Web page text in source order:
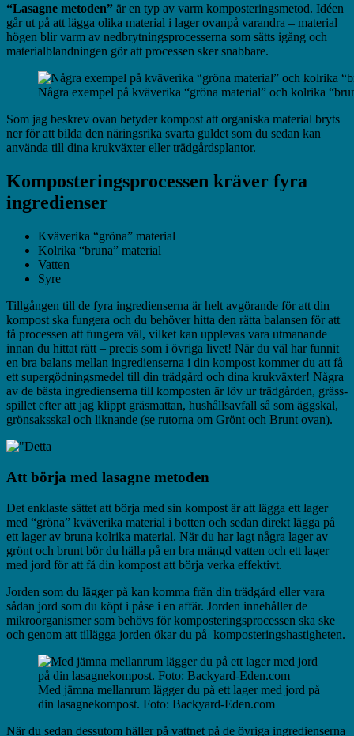
“Lasagne metoden” är en typ av varm komposteringsmetod. Idéen
går ut på att lägga olika material i lager ovanpå varandra – material
högen blir varm av nedbrytningsprocesserna som sätts igång och
materialblandningen gör att processen sker snabbare.
Några exempel på kväverika “gröna material” och kolrika
Som jag beskrev ovan betyder kompost att organiska material bryts
ner för att bilda den näringsrika svarta guldet som du sedan kan
använda till dina krukväxter eller trädgårdsplantor.
Komposteringsprocessen kräver fyra
ingredienser
Kväverika “gröna” material
Kolrika “bruna” material
Vatten
Syre
Tillgången till de fyra ingredienserna är helt avgörande för att din
kompost ska fungera och du behöver hitta den rätta balansen för att
få processen att fungera väl, vilket kan upplevas vara utmanande
innan du hittat rätt – precis som i övriga livet! När du väl har funnit
en bra balans mellan ingredienserna i din kompost kommer du att få
ett supergödningsmedel till din trädgård och dina krukväxter! Några
av de bästa ingredienserna till komposten är löv ur trädgården, gräss-
spillet efter att jag klippt gräsmattan, hushållsavfall så som äggskal,
grönsaksskal och liknande (se rutorna om Grönt och Brunt ovan).
Att börja med lasagne metoden
Det enklaste sättet att börja med sin kompost är att lägga ett lager
med “gröna” kväverika material i botten och sedan direkt lägga på
ett lager av bruna kolrika material. När du har lagt några lager av
grönt och brunt bör du hälla på en bra mängd vatten och ett lager
med jord för att få din kompost att börja verka effektivt.
Jorden som du lägger på kan komma från din trädgård eller vara
sådan jord som du köpt i påse i en affär. Jorden innehåller de
mikroorganismer som behövs för komposteringsprocessen ska ske
och genom att tillägga jorden ökar du på komposteringshastigheten.
Med jämna mellanrum lägger du på ett lager med jord på
din lasagnekompost. Foto: Backyard-Eden.com
När du sedan dessutom häller på vattnet på de övriga ingredienserna